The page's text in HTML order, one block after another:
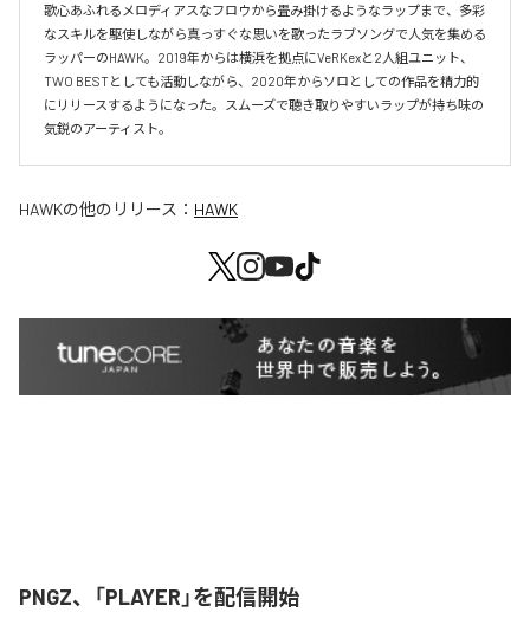
歌心あふれるメロディアスなフロウから畳み掛けるようなラップまで、多彩
なスキルを駆使しながら真っすぐな思いを歌ったラブソングで人気を集める
ラッパーのHAWK。2019年からは横浜を拠点にVeRKexと2人組ユニット、
TWO BESTとしても活動しながら、2020年からソロとしての作品を精力的
にリリースするようになった。スムーズで聴き取りやすいラップが持ち味の
気鋭のアーティスト。
HAWKの他のリリース： HAWK
PNGZ、「PLAYER」を配信開始